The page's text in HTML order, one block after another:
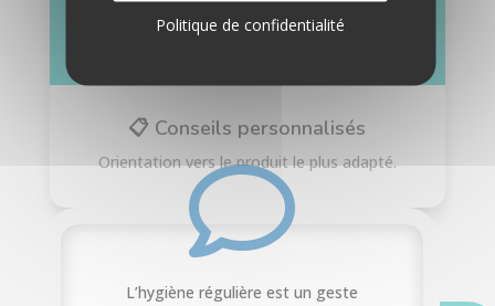
Politique de confidentialité
📋 Conseils personnalisés
Orientation vers le produit le plus adapté.
L’hygiène régulière est un geste
